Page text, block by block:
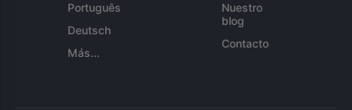
Português
Deutsch
Más...
Nuestro
blog
Contacto